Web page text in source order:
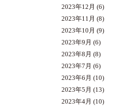
2023年12月 (6)
2023年11月 (8)
2023年10月 (9)
2023年9月 (6)
2023年8月 (8)
2023年7月 (6)
2023年6月 (10)
2023年5月 (13)
2023年4月 (10)